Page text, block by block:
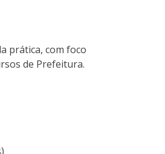
prática, com foco
de Prefeitura.